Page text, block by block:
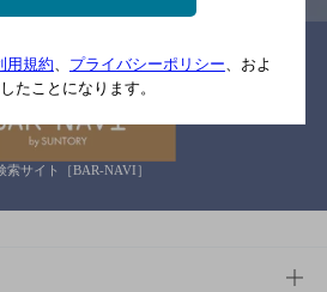
連リンク
索サイト［BAR-NAVI］
用規約、 プライバシーポリシー、およ
たことになります。